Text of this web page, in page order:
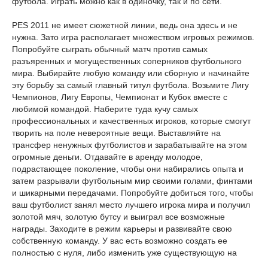
PES 2011 не имеет сюжетной линии, ведь она здесь и не
нужна. Зато игра располагает множеством игровых режимов.
Попробуйте сыграть обычный матч против самых
разъяренных и могущественных соперников футбольного
мира. Выбирайте любую команду или сборную и начинайте
эту борьбу за самый главный титул футбола. Возьмите Лигу
Чемпионов, Лигу Европы, Чемпионат и Кубок вместе с
любимой командой. Наберите туда кучу самых
профессиональных и качественных игроков, которые смогут
творить на поле невероятные вещи. Выставляйте на
трансфер ненужных футболистов и зарабатывайте на этом
огромные деньги. Отдавайте в аренду молодое,
подрастающее поколение, чтобы они набирались опыта и
затем разрывали футбольным мир своими голами, финтами
и шикарными передачами. Попробуйте добиться того, чтобы
ваш футболист занял место лучшего игрока мира и получил
золотой мяч, золотую бутсу и выиграл все возможные
награды. Заходите в режим карьеры и развивайте свою
собственную команду. У вас есть возможно создать ее
полностью с нуля, либо изменить уже существующую на